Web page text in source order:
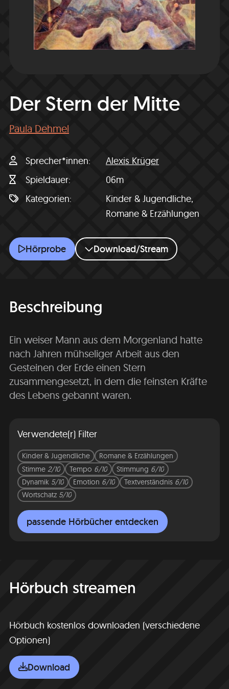
Der Stern der Mitte
Paula Dehmel
Sprecher*innen
Alexis Krüger
Spieldauer
06m
Kategorien
Kinder & Jugendliche,
Romane & Erzählungen
Der Stern der Mitte
Hörprobe Download/Stream
Beschreibung
Ein weiser Mann aus dem Morgenland hatte
nach Jahren mühseliger Arbeit aus den
Gesteinen der Erde einen Stern
zusammengesetzt, in dem die feinsten Kräfte
des Lebens gebannt waren.
Verwendete(r) Filter
Kinder & Jugendliche
Romane & Erzählungen
Stimme 2/10 Tempo 6/10 Stimmung 6/10
Dynamik 5/10 Emotion 6/10 Textverständnis 6/10
Wortschatz 5/10
passende Hörbücher entdecken
Hörbuch streamen
Hörbuch kostenlos downloaden (verschiedene
Optionen)
Download